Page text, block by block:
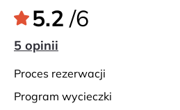
5.2 /6
5 opinii
proces rezerwacji
program wycieczki